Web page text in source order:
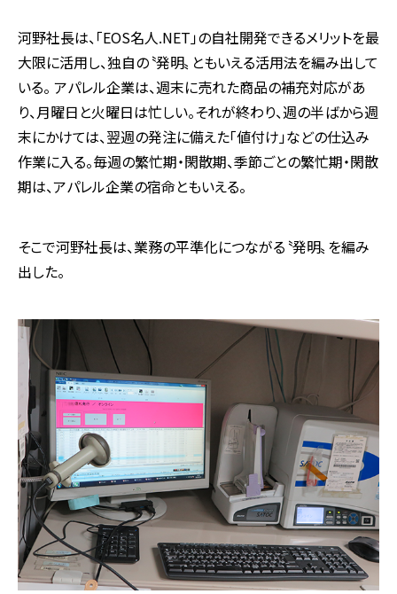
河野社長は、「EOS名人.NET」の自社開発できるメリットを最
大限に活用し、独自の〝発明〟ともいえる活用法を編み出して
いる。 アパレル企業は、週末に売れた商品の補充対応があ
り、月曜日と火曜日は忙しい。それが終わり、週の半ばから週
末にかけては、翌週の発注に備えた「値付け」などの仕込み
作業に入る。毎週の繁忙期・閑散期、季節ごとの繁忙期・閑散
期は、アパレル企業の宿命ともいえる。
そこで河野社長は、業務の平準化につながる〝発明〟を編み
出した。